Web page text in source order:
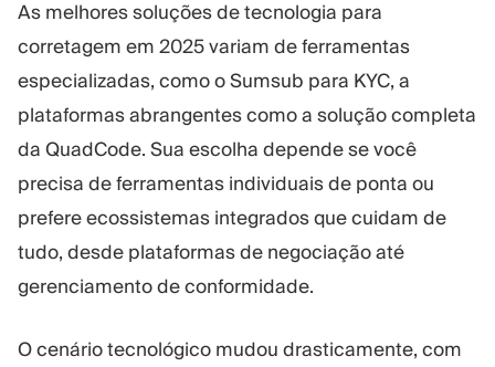
As melhores soluções de tecnologia para
corretagem em 2025 variam de ferramentas
especializadas, como o Sumsub para KYC, a
plataformas abrangentes como a solução completa
da QuadCode. Sua escolha depende se você
precisa de ferramentas individuais de ponta ou
prefere ecossistemas integrados que cuidam de
tudo, desde plataformas de negociação até
gerenciamento de conformidade.
O cenário tecnológico mudou drasticamente, com
Plataforma Trading Administração
RECURSOS
Guia de marketing
Blog
Glossário
Tutoriais em vídeo
Plano de negócios
MAIS
Sobre nós
Equipe
Eventos
Números
Notícias da empresa
Carreiras
Sustentabilidade
SIGA-NOS